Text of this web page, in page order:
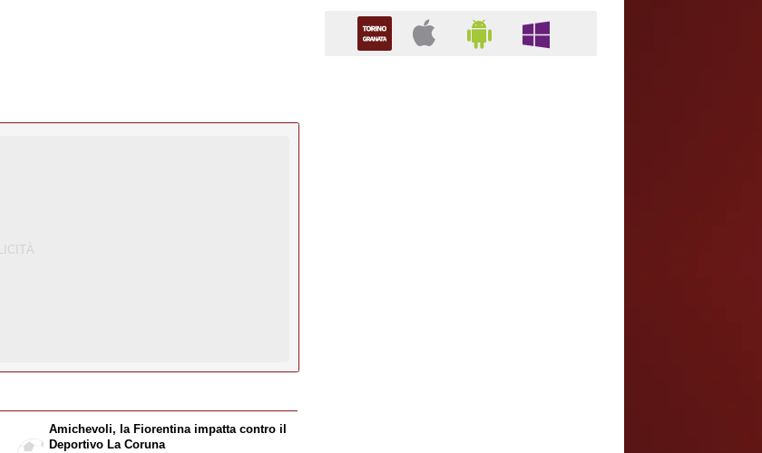
Amichevoli, la Fiorentina impatta contro il
Deportivo La Coruna